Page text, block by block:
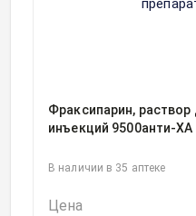
Фраксипарин,
инъекций 9500анти-
В наличии в 35 аптеке
Цена